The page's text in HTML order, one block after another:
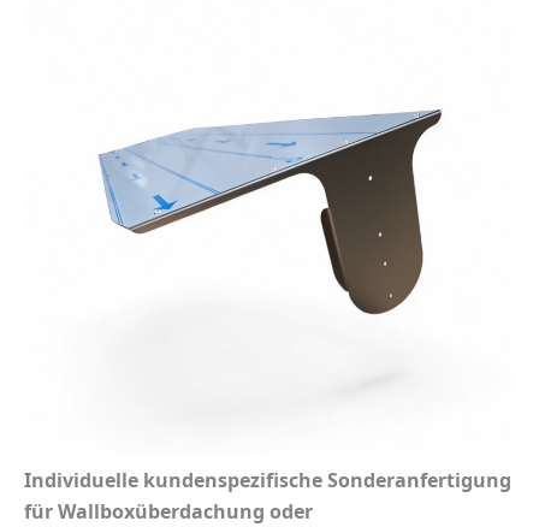
Individuelle kundenspezifische Sonderanfertigung
für Wallboxüberdachung oder